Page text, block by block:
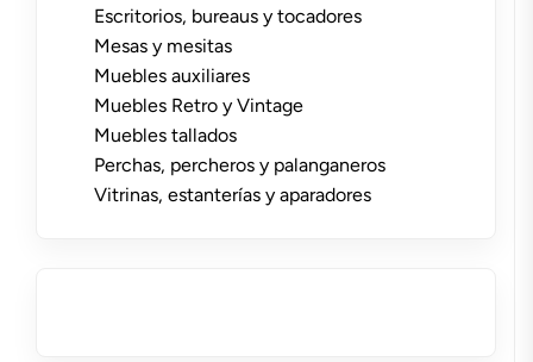
Escritorios, bureaus y tocadores
Mesas y mesitas
Muebles auxiliares
Muebles Retro y Vintage
Muebles tallados
Perchas, percheros y palanganeros
Vitrinas, estanterías y aparadores